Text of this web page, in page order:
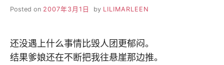
Posted on 2007年3月1日 by LILIMARLEEN
还没遇上什么事情比毁人团更郁闷。
结果爹娘还在不断把我往悬崖那边推。